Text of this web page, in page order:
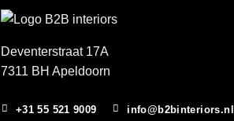
Deventerstraat 17A
7311 BH Apeldoorn
+31 55 521 9009 info@b2binteriors.nl